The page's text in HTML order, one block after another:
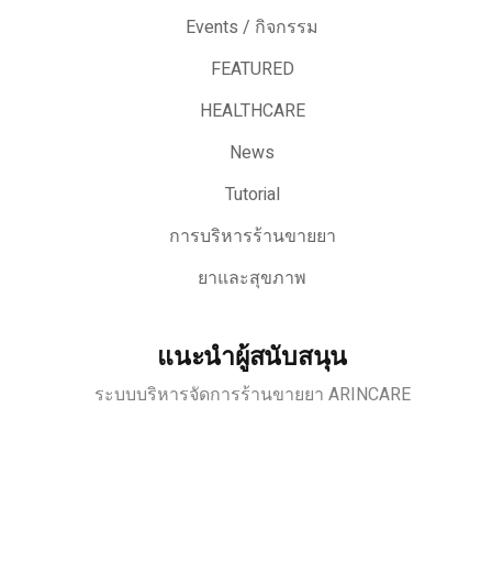
Events / กิจกรรม
FEATURED
HEALTHCARE
News
Tutorial
การบริหารร้านขายยา
ยาและสุขภาพ
แนะนำผู้สนับสนุน
ระบบบริหารจัดการร้านขายยา ARINCARE